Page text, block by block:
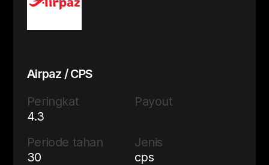
Airpaz / CPS
Peringkat
4.3
Payout
Periode tahan
30
Jenis
cps